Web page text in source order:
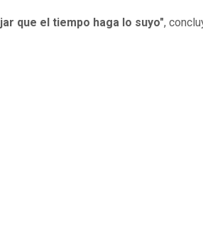
que el tiempo haga lo suyo",